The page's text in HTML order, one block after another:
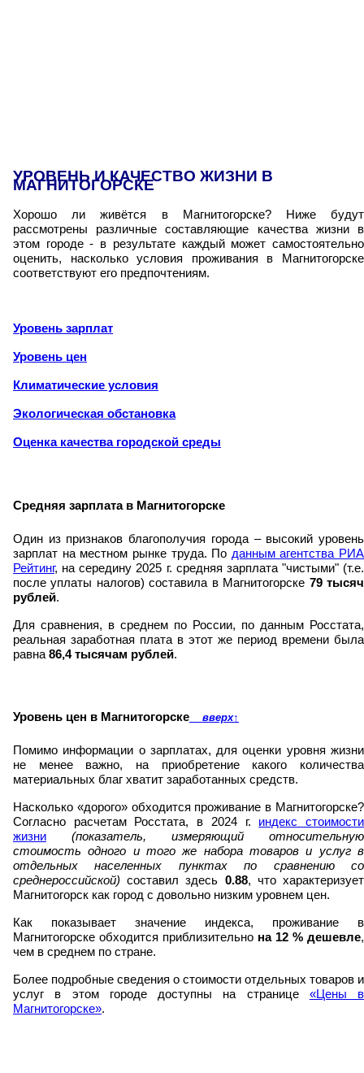
УРОВЕНЬ И КАЧЕСТВО ЖИЗНИ В
МАГНИТОГОРСКЕ
Хорошо ли живётся в Магнитогорске? Ниже будут
рассмотрены различные составляющие качества жизни в
этом городе - в результате каждый может самостоятельно
оценить, насколько условия проживания в Магнитогорске
соответствуют его предпочтениям.
Уровень зарплат
Уровень цен
Климатические условия
Экологическая обстановка
Оценка качества городской среды
Средняя зарплата в Магнитогорске
Один из признаков благополучия города – высокий уровень
зарплат на местном рынке труда. По данным агентства РИА
Рейтинг, на середину 2025 г. средняя зарплата "чистыми" (т.е.
после уплаты налогов) составила в Магнитогорске 79 тысяч
рублей.
Для сравнения, в среднем по России, по данным Росстата,
реальная заработная плата в этот же период времени была
равна86,4 тысячам рублей.
Уровень цен в Магнитогорске вверх↑
Помимо информации о зарплатах, для оценки уровня жизни
не менее важно, на приобретение какого количества
материальных благ хватит заработанных средств.
Насколько «дорого» обходится проживание в Магнитогорске?
Согласно расчетам Росстата, в 2024 г. индекс стоимости
жизни (показатель, измеряющий относительную
стоимость одного и того же набора товаров и услуг в
отдельных населенных пунктах по сравнению со
среднероссийской) составил здесь 0.88, что характеризует
Магнитогорск как город с довольно низким уровнем цен.
Как показывает значение индекса, проживание в
Магнитогорске обходится приблизительно на 12 % дешевле,
чем в среднем по стране.
Более подробные сведения о стоимости отдельных товаров и
услуг в этом городе доступны на странице «Цены в
Магнитогорске».